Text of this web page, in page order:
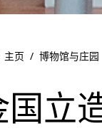
主页 / 博物馆与庄园
立